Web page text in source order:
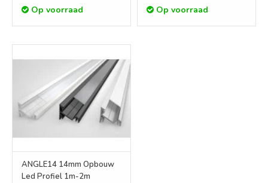
Op voorraad Op voorraad
ANGLE14 14mm Opbouw
Led Profiel 1m-2m